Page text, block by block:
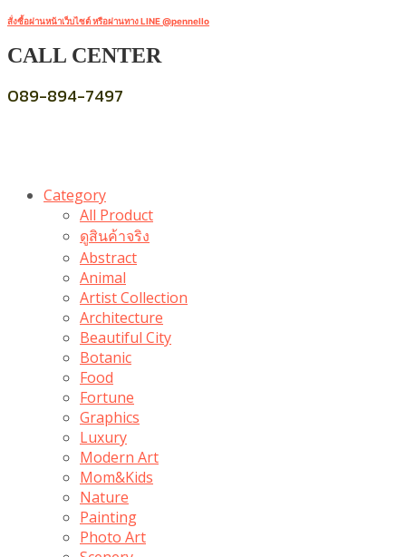
สั่งซื้อผ่านหน้าเว็บไซต์ หรือผ่านทาง LINE @pennello
CALL CENTER
089-894-7497
Category
All Product
ดูสินค้าจริง
Abstract
Animal
Artist Collection
Architecture
Beautiful City
Botanic
Food
Fortune
Graphics
Luxury
Modern Art
Mom&Kids
Nature
Painting
Photo Art